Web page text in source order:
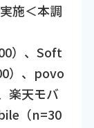
施＜本調
）、Soft
）、povo
楽天モバ
（n=30